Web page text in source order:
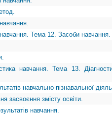
Тема 12. Засоби
навчання. Тема 13.
навчально-пізнавальної
засвоєння змісту освіти.
навчання.